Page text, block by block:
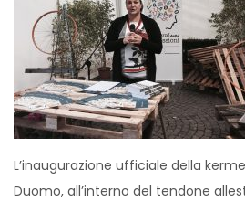
L’inaugurazione ufficiale della
Duomo, all’interno del tendone